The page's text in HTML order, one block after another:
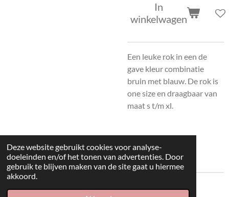
Deze website gebruikt cookies voor analyse-
doeleinden en/of het tonen van advertenties. Door
gebruik te blijven maken van de site gaat u hiermee
akkoord.
In
winkelwagen
Een leuke rok in een de
gave kleur combinatie
bruin met blauw. De rok is
one size en draagbaar van
maat s t/m xl.
© 2022 kleding huisje